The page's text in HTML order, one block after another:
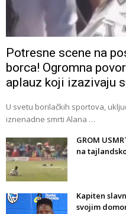
Potresne scene na
borca! Ogromna
aplauz koji izazivaju
U svetu borilačkih sportova,
iznenadne smrti Alana …
GROM
na
Kapiten
svojim